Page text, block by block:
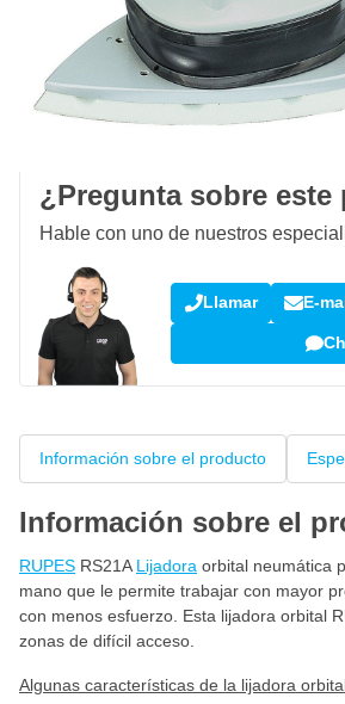
Haz tu pedido antes de las 23:59,
Envío gratisdesde 150,- €
100 díasdevoluciones & cambios
¿Pregunta sobre
Hable con uno de nuestros
Llamar E-
Información sobre el producto
Información sobre el
RUPES RS21ALijadora orbital neumática
mano que le permite trabajar con mayor
con menos esfuerzo. Esta lijadora orbital
zonas de difícil acceso.
Algunas características de la lijadora